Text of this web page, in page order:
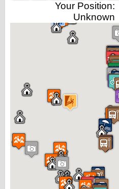
Your Position:
Unknown